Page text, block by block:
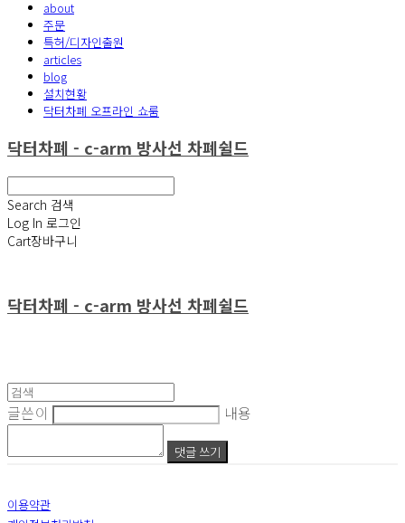
about
주문
특허/디자인출원
articles
blog
설치현황
닥터차폐 오프라인 쇼룸
닥터차폐 - c-arm 방사선 차폐쉴드
Search 검색
Log In 로그인
Cart장바구니
닥터차폐 - c-arm 방사선 차폐쉴드
글쓴이 내용
댓글 쓰기
이용약관